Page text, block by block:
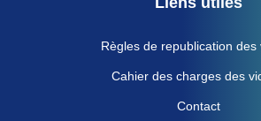
Règles de republication des
Cahier des charges des
Contact